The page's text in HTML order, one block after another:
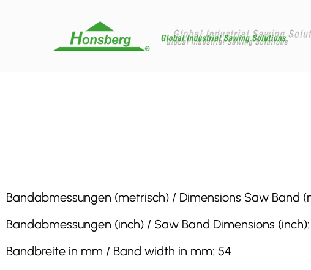
Bandabmessungen (metrisch) / Dimensions Saw Band
Bandabmessungen (inch) / Saw Band Dimensions (inch):
Bandbreite in mm / Band width in mm: 54